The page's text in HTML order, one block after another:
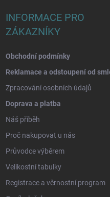
INFORMACE PRO
ZÁKAZNÍKY
Obchodní podmínky
Reklamace a odstoupení od
Zpracování osobních údajů
Doprava a platba
Náš příběh
Proč nakupovat u nás
Průvodce výběrem
Velikostní tabulky
Registrace a věrnostní program